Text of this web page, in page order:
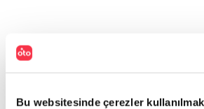
Bu websitesinde çerezler